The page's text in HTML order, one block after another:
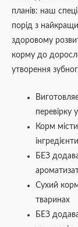
планів: наш
порід з
здоровому
корму до
утворення
перевірку
Корм
БЕЗ
Сухий
тваринах
БЕЗ